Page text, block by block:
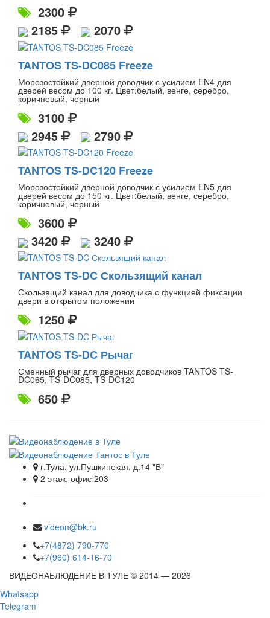
2300
2185
2070
TANTOS TS-DC085 Freeze
Морозостойкий дверной доводчик с усилием EN4 для
дверей весом до 100 кг. Цвет:белый, венге, серебро,
коричневый, черный
3100
2945
2790
TANTOS TS-DC120 Freeze
Морозостойкий дверной доводчик с усилием EN5 для
дверей весом до 150 кг. Цвет:белый, венге, серебро,
коричневый, черный
3600
3420
3240
TANTOS TS-DC Скользящий канал
Скользящий канал для доводчика с функцией фиксации
двери в открытом положении
1250
TANTOS TS-DC Рычаг
Сменный рычаг для дверных доводчиков TANTOS TS-
DC065, TS-DC085, TS-DC120
650
г.Тула, ул.Пушкинская, д.14 "В"
2 этаж, офис 203
videon@bk.ru
+7(4872) 790-770
+7(960) 614-16-70
ВИДЕОНАБЛЮДЕНИЕ В ТУЛЕ © 2014 — 2026
Whatsapp
Telegram